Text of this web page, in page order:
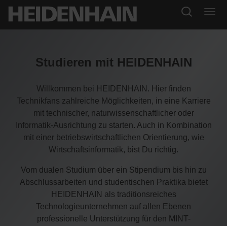
Studieren mit HEIDENHAIN
Willkommen bei HEIDENHAIN. Hier finden
Technikfans zahlreiche Möglichkeiten, in eine Karriere
mit technischer, naturwissenschaftlicher oder
Informatik-Ausrichtung zu starten. Auch in Kombination
mit einer betriebswirtschaftlichen Orientierung, wie
Wirtschaftsinformatik, bist Du richtig.
Vom dualen Studium über ein Stipendium bis hin zu
Abschlussarbeiten und studentischen Praktika bietet
HEIDENHAIN als traditionsreiches
Technologieunternehmen auf allen Ebenen
professionelle Unterstützung für den MINT-